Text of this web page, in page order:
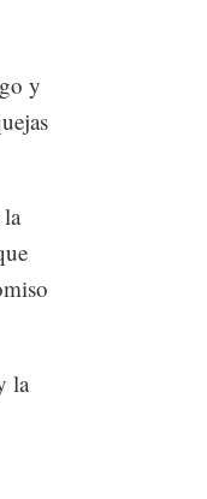
y
la